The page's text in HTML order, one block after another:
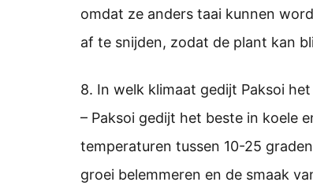
omdat ze anders taai kunnen
af te snijden, zodat de plant kan
8. In welk klimaat gedijt Paksoi
– Paksoi gedijt het beste in koele
temperaturen tussen 10-25
groei belemmeren en de smaak